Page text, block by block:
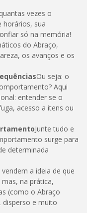
vezes o
horários, sua
só na memória!
do Abraço,
os avanços e os
Ou seja: o
Aqui
entender se o
acesso a itens ou
Junte tudo e
surge para
determinada
a ideia de que
na prática,
(como o Abraço
e muito